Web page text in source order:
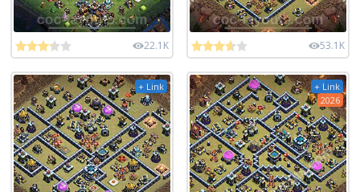
22.1K 53.1K
+ Link
+ Link
2026